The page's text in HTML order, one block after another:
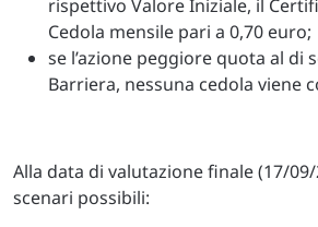
rispettivo Valore Iniziale, il
Cedola mensile pari a 0,70 euro;
se l’azione peggiore quota al di
Barriera, nessuna cedola viene
Alla data di valutazione finale (17/
scenari possibili: